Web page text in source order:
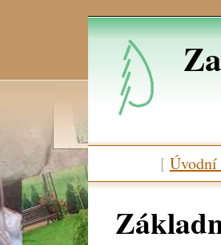
[ Úvodní